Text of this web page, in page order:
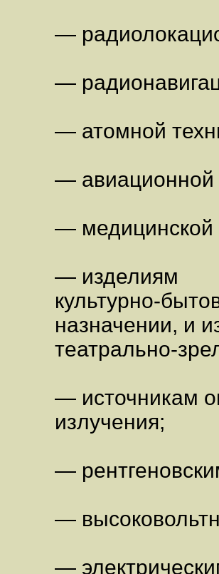
—
—
— атомной
— авиационной
— медицинской
— изделиям
культурно-
назначении, и
театрально-
— источникам
излучения;
—
—
—